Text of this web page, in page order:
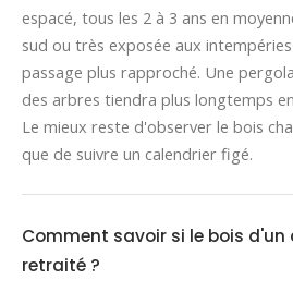
espacé, tous les 2 à 3 ans en
sud ou très exposée aux
passage plus rapproché. Une
des arbres tiendra plus longtemps
Le mieux reste d'observer le bois
que de suivre un calendrier figé.
Comment savoir si le bois
retraité ?